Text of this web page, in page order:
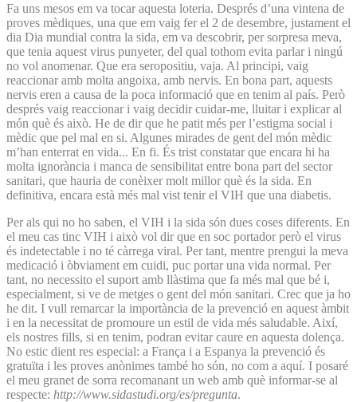
Fa uns mesos em va tocar aquesta loteria. Després d’una vintena de
proves mèdiques, una que em vaig fer el 2 de desembre, justament el
dia Dia mundial contra la sida, em va descobrir, per sorpresa meva,
que tenia aquest virus punyeter, del qual tothom evita parlar i ningú
no vol anomenar. Que era seropositiu, vaja. Al principi, vaig
reaccionar amb molta angoixa, amb nervis. En bona part, aquests
nervis eren a causa de la poca informació que en tenim al país. Però
després vaig reaccionar i vaig decidir cuidar-me, lluitar i explicar al
món què és això. He de dir que he patit més per l’estigma social i
mèdic que pel mal en si. Algunes mirades de gent del món mèdic
m’han enterrat en vida... En fi. És trist constatar que encara hi ha
molta ignorància i manca de sensibilitat entre bona part del sector
sanitari, que hauria de conèixer molt millor què és la sida. En
definitiva, encara està més mal vist tenir el VIH que una diabetis.
Per als qui no ho saben, el VIH i la sida són dues coses diferents. En
el meu cas tinc VIH i això vol dir que en soc portador però el virus
és indetectable i no té càrrega viral. Per tant, mentre prengui la meva
medicació i òbviament em cuidi, puc portar una vida normal. Per
tant, no necessito el suport amb llàstima que fa més mal que bé i,
especialment, si ve de metges o gent del món sanitari. Crec que ja ho
he dit. I vull remarcar la importància de la prevenció en aquest àmbit
i en la necessitat de promoure un estil de vida més saludable. Així,
els nostres fills, si en tenim, podran evitar caure en aquesta dolença.
No estic dient res especial: a França i a Espanya la prevenció és
gratuïta i les proves anònimes també ho són, no com a aquí. I posaré
el meu granet de sorra recomanant un web amb què informar-se al
respecte: http://www.sidastudi.org/es/pregunta.